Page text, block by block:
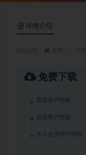
详情介绍
免费下载
普通用户特权：
会员用户特权：
永久会员用户特权：